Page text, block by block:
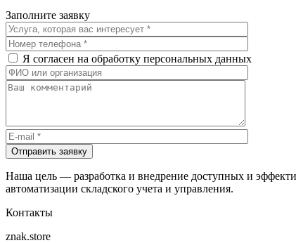
Заполните заявку
Я согласен на обработку персональных данных
Отправить заявку
Наша цель — разработка и внедрение доступных и
автоматизации складского учета и управления.
Контакты
znak.store